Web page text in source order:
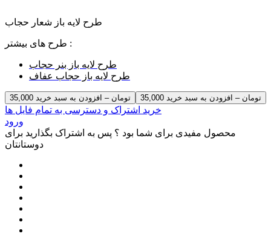
طرح لایه باز شعار حجاب
طرح های بیشتر :
طرح لایه باز بنر حجاب
طرح لایه باز حجاب عفاف
35,000 تومان – افزودن به سبد خرید
خرید اشتراک و دسترسی به تمام فایل ها
ورود
محصول مفیدی برای شما بود ؟ پس به اشتراک بگذارید برای
دوستانتان